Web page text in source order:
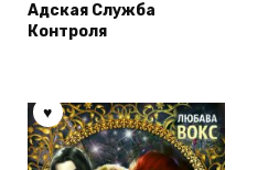
Адская Служба
Контроля